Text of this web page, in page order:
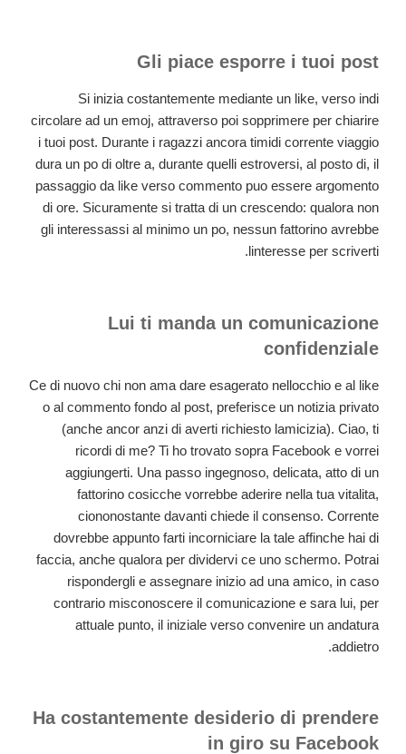
Gli piace esporre i tuoi post
Si inizia costantemente mediante un like, verso indi
circolare ad un emoj, attraverso poi sopprimere per chiarire
i tuoi post. Durante i ragazzi ancora timidi corrente viaggio
dura un po di oltre a, durante quelli estroversi, al posto di, il
passaggio da like verso commento puo essere argomento
di ore. Sicuramente si tratta di un crescendo: qualora non
gli interessassi al minimo un po, nessun fattorino avrebbe
linteresse per scriverti.
Lui ti manda un comunicazione
confidenziale
Ce di nuovo chi non ama dare esagerato nellocchio e al like
o al commento fondo al post, preferisce un notizia privato
(anche ancor anzi di averti richiesto lamicizia). Ciao, ti
ricordi di me? Ti ho trovato sopra Facebook e vorrei
aggiungerti. Una passo ingegnoso, delicata, atto di un
fattorino cosicche vorrebbe aderire nella tua vitalita,
ciononostante davanti chiede il consenso. Corrente
dovrebbe appunto farti incorniciare la tale affinche hai di
faccia, anche qualora per dividervi ce uno schermo. Potrai
rispondergli e assegnare inizio ad una amico, in caso
contrario misconoscere il comunicazione e sara lui, per
attuale punto, il iniziale verso convenire un andatura
addietro.
Ha costantemente desiderio di prendere
in giro su Facebook